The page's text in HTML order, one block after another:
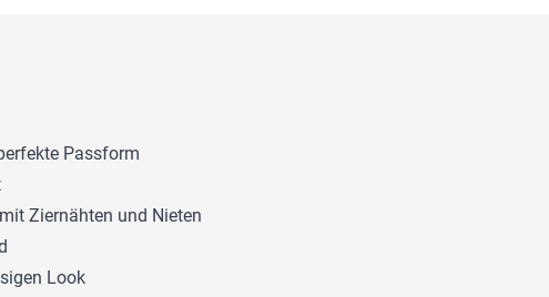
Passform
Ziernähten und Nieten
Look